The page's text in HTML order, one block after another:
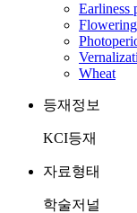
Earliness
Wheat
등재정보
KCI등재
자료형태
학술저널